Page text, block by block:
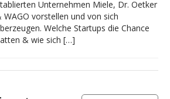
Unternehmen Miele, Dr. Oetker
WAGO vorstellen und von sich
Welche Startups die Chance
& wie sich […]